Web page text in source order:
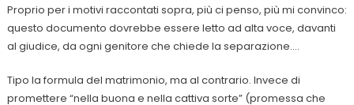
Proprio per i motivi raccontati sopra, più ci penso, più mi convinco:
questo documento dovrebbe essere letto ad alta voce, davanti
al giudice, da ogni genitore che chiede la separazione….
Tipo la formula del matrimonio, ma al contrario. Invece di
promettere “nella buona e nella cattiva sorte” (promessa che